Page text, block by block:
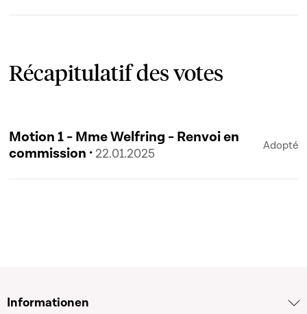
Récapitulatif des votes
Motion 1 - Mme Welfring - Renvoi en
commission · 22.01.2025
Adopté
Informationen